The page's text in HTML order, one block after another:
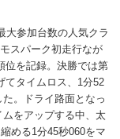
大参加台数の人気クラ
スパーク初走行なが
位を記録。決勝では第
てタイムロス、1分52
。ドライ路面となっ
をアップする中、太
める1分45秒060をマ